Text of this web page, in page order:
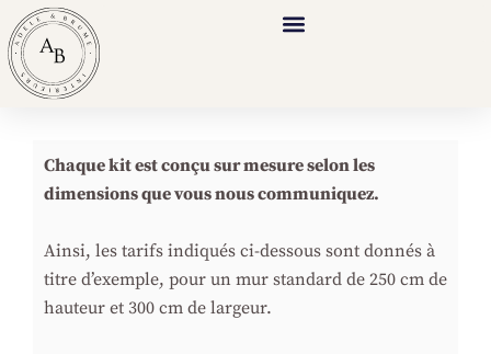
Aller
au
contenu
Chaque kit est conçu sur mesure selon les
dimensions que vous nous communiquez.
Ainsi, les tarifs indiqués ci-dessous sont donnés à
titre d’exemple, pour un mur standard de 250 cm de
hauteur et 300 cm de largeur.